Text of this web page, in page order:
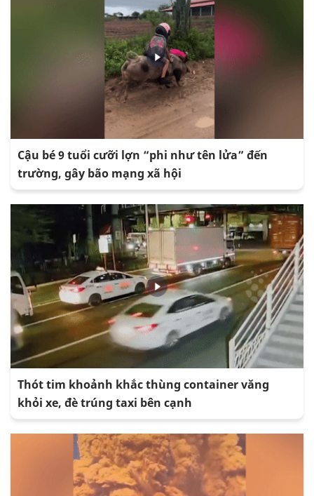
Cậu bé 9 tuổi cưỡi lợn “phi như tên lửa” đến
trường, gây bão mạng xã hội
Thót tim khoảnh khắc thùng container văng
khỏi xe, đè trúng taxi bên cạnh